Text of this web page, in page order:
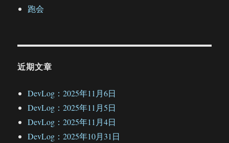
跑会
近期文章
DevLog：2025年11月6日
DevLog：2025年11月5日
DevLog：2025年11月4日
DevLog：2025年10月31日